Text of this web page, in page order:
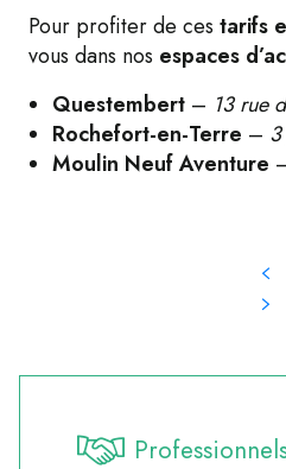
Pour profiter de ces tarifs
vous dans nos espaces
Questembert – 13 rue
Rochefort-en-Terre –
Moulin Neuf Aventure